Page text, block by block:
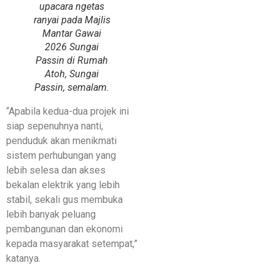
upacara ngetas
ranyai pada Majlis
Mantar Gawai
2026 Sungai
Passin di Rumah
Atoh, Sungai
Passin, semalam.
“Apabila kedua-dua projek ini
siap sepenuhnya nanti,
penduduk akan menikmati
sistem perhubungan yang
lebih selesa dan akses
bekalan elektrik yang lebih
stabil, sekali gus membuka
lebih banyak peluang
pembangunan dan ekonomi
kepada masyarakat setempat,”
katanya.